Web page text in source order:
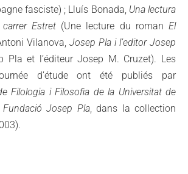
fasciste) ; Lluís Bonada, Una lectura
Estret (Une lecture du romanEl
Vilanova, Josep Pla i l’editor Josep
Pla et l’éditeur Josep M. Cruzet). Les
d’étude ont été publiés par
Filologia i Filosofia de la Universitat de
Fundació Josep Pla, dans la collection